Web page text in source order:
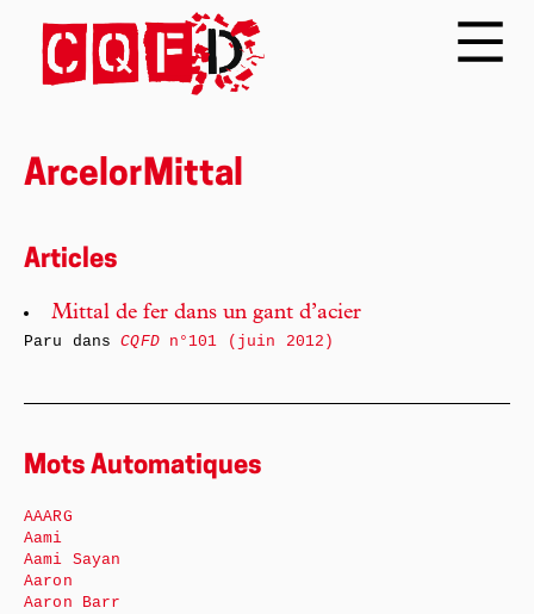
ArcelorMittal
Articles
Mittal de fer dans un gant d’acier
Paru dansCQFDn°101 (juin 2012)
Mots Automatiques
AAARG
Aami
Aami Sayan
Aaron
Aaron Barr